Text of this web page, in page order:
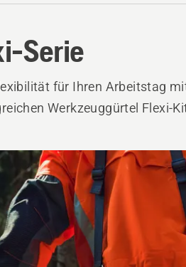
Serie
für Ihren Arbeitstag
Werkzeuggürtel Flexi-